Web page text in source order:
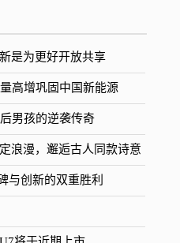
是为更好开放共享
高增巩固中国新能源
男孩的逆袭传奇
浪漫，邂逅古人同款诗意
与创新的双重胜利